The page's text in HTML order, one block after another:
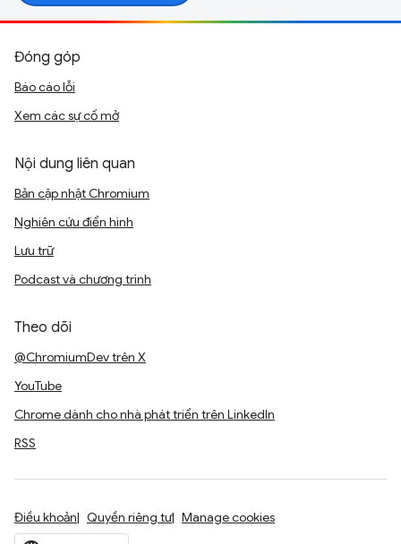
Đóng góp
Báo cáo lỗi
Xem các sự cố mở
Nội dung liên quan
Bản cập nhật Chromium
Nghiên cứu điển hình
Lưu trữ
Podcast và chương trình
Theo dõi
@ChromiumDev trên X
YouTube
Chrome dành cho nhà phát triển trên LinkedIn
RSS
Điều khoản Quyền riêng tư Manage cookies